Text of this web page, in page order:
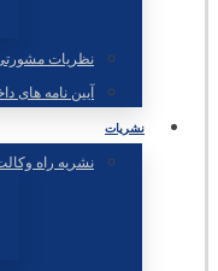
نظریات
آیین نامه های
نشریات
نشریه راه